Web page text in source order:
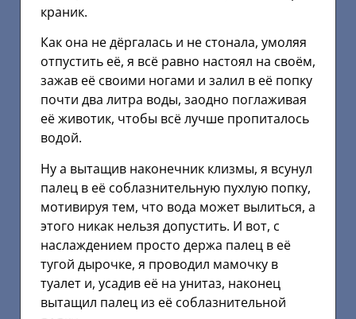
краник.
Как она не дёргалась и не стонала, умоляя
отпустить её, я всё равно настоял на своём,
зажав её своими ногами и залил в её попку
почти два литра воды, заодно поглаживая
её животик, чтобы всё лучше пропиталось
водой.
Ну а вытащив наконечник клизмы, я всунул
палец в её соблазнительную пухлую попку,
мотивируя тем, что вода может вылиться, а
этого никак нельзя допустить. И вот, с
наслаждением просто держа палец в её
тугой дырочке, я проводил мамочку в
туалет и, усадив её на унитаз, наконец
вытащил палец из её соблазнительной